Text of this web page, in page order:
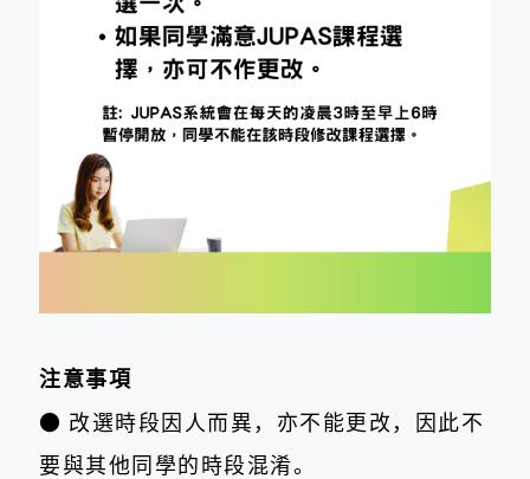
注意事項
● 改選時段因人而異，亦不能更改，因此不
要與其他同學的時段混淆。